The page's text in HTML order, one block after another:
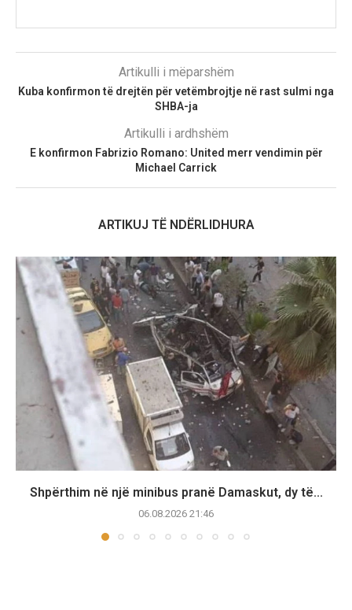
Artikulli i mëparshëm
Kuba konfirmon të drejtën për vetëmbrojtje në rast sulmi nga
SHBA-ja
Artikulli i ardhshëm
E konfirmon Fabrizio Romano: United merr vendimin për
Michael Carrick
ARTIKUJ TË NDËRLIDHURA
Shpërthim në një minibus pranë Damaskut, dy të...
06.08.2026 21:46